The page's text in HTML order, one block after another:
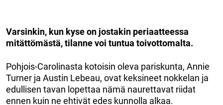
Varsinkin, kun kyse on jostakin periaatteessa
mitättömästä, tilanne voi tuntua toivottomalta.
Pohjois-Carolinasta kotoisin oleva pariskunta, Annie
Turner ja Austin Lebeau, ovat keksineet nokkelan ja
edullisen tavan lopettaa nämä naurettavat riidat
ennen kuin ne ehtivät edes kunnolla alkaa.